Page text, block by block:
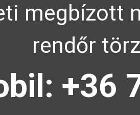
megbízott
rendőr
+36